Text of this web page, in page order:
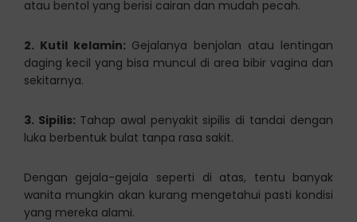
atau bentol yang berisi cairan dan mudah pecah.
2. Kutil kelamin: Gejalanya benjolan atau lentingan
daging kecil yang bisa muncul di area bibir vagina dan
sekitarnya.
3. Sipilis: Tahap awal penyakit sipilis di tandai dengan
luka berbentuk bulat tanpa rasa sakit.
Dengan gejala-gejala seperti di atas, tentu banyak
wanita mungkin akan kurang mengetahui pasti kondisi
yang mereka alami.